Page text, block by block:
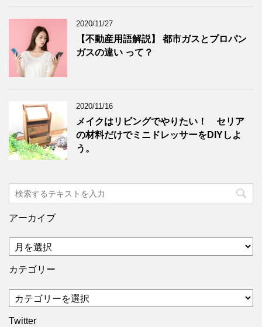
2020/11/27
【不動産用語解説】 都市ガスとプロパン
ガスの違い って？
2020/11/16
メイクはリビングでやりたい！ セリア
の材料だけでミニドレッサーをDIYしよ
う。
アーカイブ
カテゴリー
Twitter